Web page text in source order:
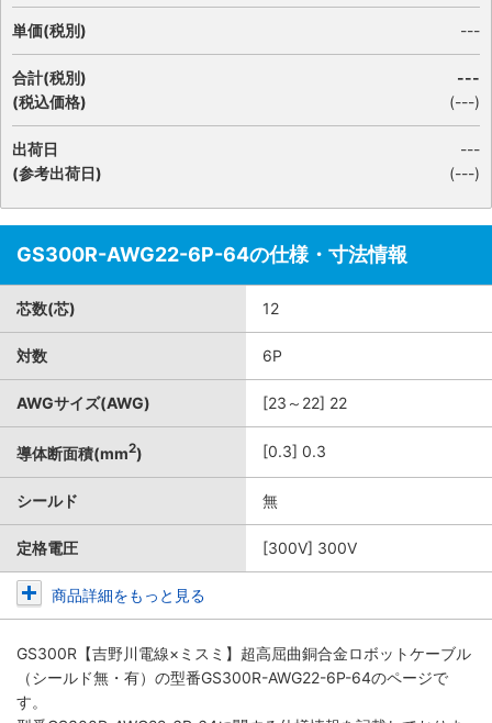
単価(税別) ---
合計(税別)
(税込価格)
---
(---)
出荷日
(参考出荷日)
---
(---)
GS300R-AWG22-6P-64の仕様・寸法情報
芯数(芯) 12
対数 6P
AWGサイズ(AWG) [23～22] 22
導体断面積(mm2) [0.3] 0.3
シールド 無
定格電圧 [300V] 300V
商品詳細をもっと見る
GS300R【吉野川電線×ミスミ】超高屈曲銅合金ロボットケーブル
（シールド無・有） の型番GS300R-AWG22-6P-64のページで
す。